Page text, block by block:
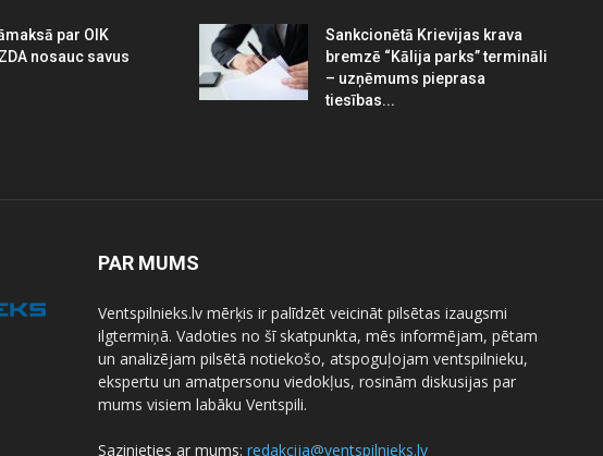
par OIK
nosauc savus
Sankcionētā Krievijas krava
bremzē “Kālija parks” termināli
– uzņēmums pieprasa
tiesības...
PAR MUMS
Ventspilnieks.lv mērķis ir palīdzēt veicināt pilsētas izaugsmi
ilgtermiņā. Vadoties no šī skatpunkta, mēs informējam, pētam
un analizējam pilsētā notiekošo, atspoguļojam ventspilnieku,
ekspertu un amatpersonu viedokļus, rosinām diskusijas par
mums visiem labāku Ventspili.
Sazinieties ar mums: redakcija@ventspilnieks.lv